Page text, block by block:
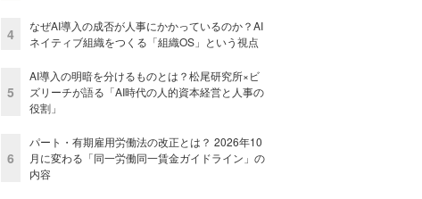
4
なぜAI導入の成否が人事にかかっているのか？AI
ネイティブ組織をつくる「組織OS」という視点
5
AI導入の明暗を分けるものとは？松尾研究所×ビ
ズリーチが語る「AI時代の人的資本経営と人事の
役割」
6
パート・有期雇用労働法の改正とは？ 2026年10
月に変わる「同一労働同一賃金ガイドライン」の
内容